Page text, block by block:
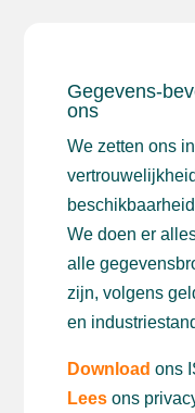
Gegevens-
ons
We zetten ons
We doen er
alle
zijn, volgens
en
Download ons
Lees ons